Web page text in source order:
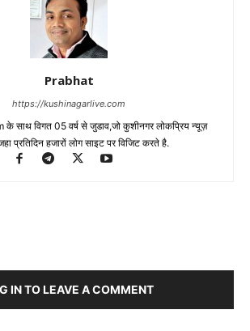
Prabhat
https://kushinagarlive.com
के साथ विगत 05 वर्ष से जुडाव,जो कुशीनगर लोकप्रिय न्यूज़
प्रतिदिन हजारों लोग साइट पर विजिट करते है.
IN TO LEAVE A COMMENT